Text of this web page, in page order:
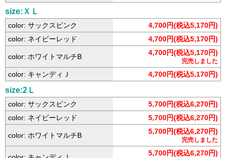
size:ＸＬ
color: サックスピンク
4,700円(税込5,170円)
color: ネイビーレッド
4,700円(税込5,170円)
color: ホワイトマルチB 4,700円(税込5,170円)
完売しました
color: キャンディＪ 4,700円(税込5,170円)
size:2Ｌ
color: サックスピンク
5,700円(税込6,270円)
color: ネイビーレッド
5,700円(税込6,270円)
color: ホワイトマルチB 5,700円(税込6,270円)
完売しました
5,700円(税込6,270円)